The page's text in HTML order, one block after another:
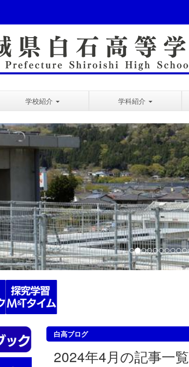
学校紹介 学科紹介
白高ブログ
2024年4月の記事一覧